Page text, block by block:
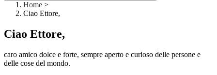
Home >
Ciao Ettore,
Ciao Ettore,
caro amico dolce e forte, sempre aperto e curioso delle persone e
delle cose del mondo.